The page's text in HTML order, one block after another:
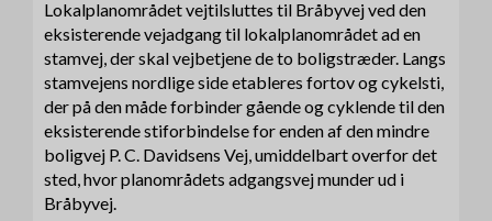
Lokalplanområdet vejtilsluttes til Bråbyvej ved den
eksisterende vejadgang til lokalplanområdet ad en
stamvej, der skal vejbetjene de to boligstræder. Langs
stamvejens nordlige side etableres fortov og cykelsti,
der på den måde forbinder gående og cyklende til den
eksisterende stiforbindelse for enden af den mindre
boligvej P. C. Davidsens Vej, umiddelbart overfor det
sted, hvor planområdets adgangsvej munder ud i
Bråbyvej.